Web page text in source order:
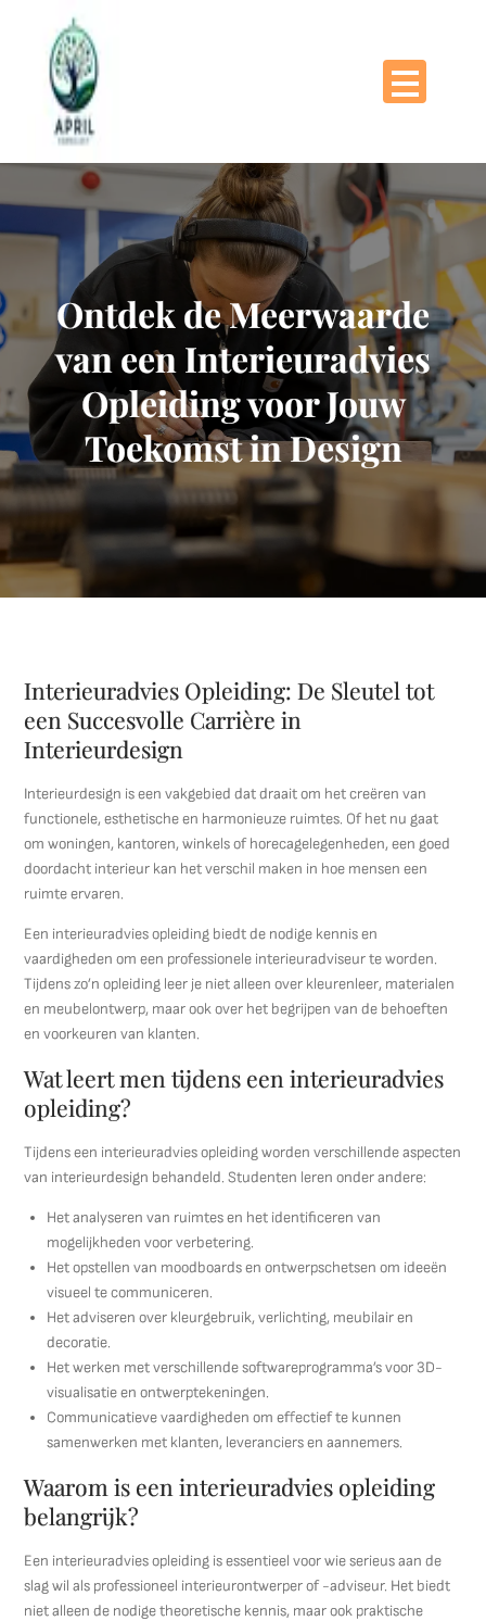
Ontdek de Meerwaarde
van een Interieuradvies
Opleiding voor Jouw
Toekomst in Design
Interieuradvies Opleiding: De Sleutel tot
een Succesvolle Carrière in
Interieurdesign
Interieurdesign is een vakgebied dat draait om het creëren van
functionele, esthetische en harmonieuze ruimtes. Of het nu gaat
om woningen, kantoren, winkels of horecagelegenheden, een goed
doordacht interieur kan het verschil maken in hoe mensen een
ruimte ervaren.
Een interieuradvies opleiding biedt de nodige kennis en
vaardigheden om een professionele interieuradviseur te worden.
Tijdens zo’n opleiding leer je niet alleen over kleurenleer, materialen
en meubelontwerp, maar ook over het begrijpen van de behoeften
en voorkeuren van klanten.
Wat leert men tijdens een interieuradvies
opleiding?
Tijdens een interieuradvies opleiding worden verschillende aspecten
van interieurdesign behandeld. Studenten leren onder andere:
Het analyseren van ruimtes en het identificeren van
mogelijkheden voor verbetering.
Het opstellen van moodboards en ontwerpschetsen om ideeën
visueel te communiceren.
Het adviseren over kleurgebruik, verlichting, meubilair en
decoratie.
Het werken met verschillende softwareprogramma’s voor 3D-
visualisatie en ontwerptekeningen.
Communicatieve vaardigheden om effectief te kunnen
samenwerken met klanten, leveranciers en aannemers.
Waarom is een interieuradvies opleiding
belangrijk?
Een interieuradvies opleiding is essentieel voor wie serieus aan de
slag wil als professioneel interieurontwerper of -adviseur. Het biedt
niet alleen de nodige theoretische kennis, maar ook praktische